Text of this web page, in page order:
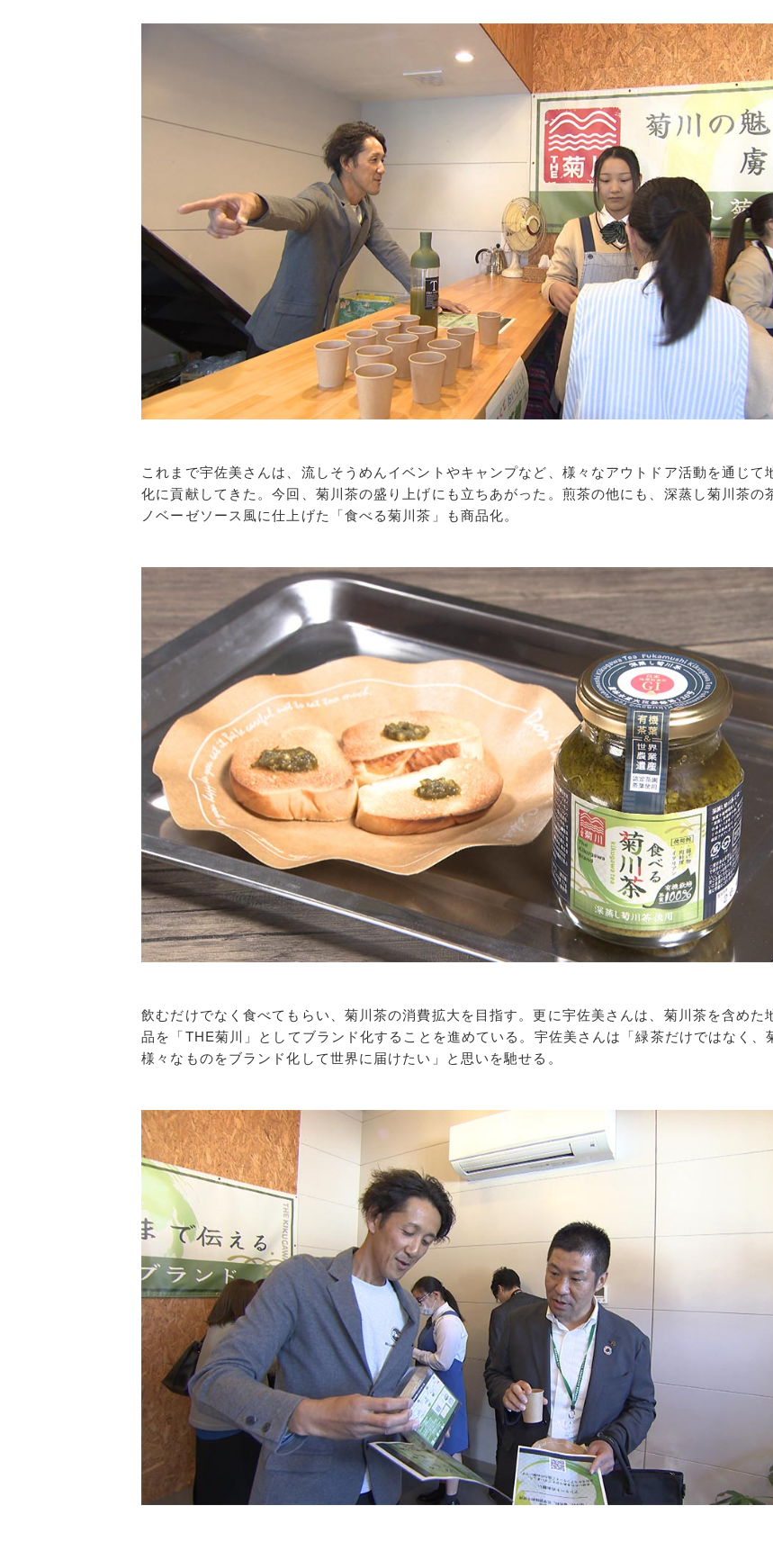
これまで宇佐美さんは、流しそうめんイベントやキャンプなど、様々なアウトドア活動を通じて
化に貢献してきた。今回、菊川茶の盛り上げにも立ちあがった。煎茶の他にも、深蒸し菊川茶の
ノベーゼソース風に仕上げた「食べる菊川茶」も商品化。
飲むだけでなく食べてもらい、菊川茶の消費拡大を目指す。更に宇佐美さんは、菊川茶を含めた
品を「THE菊川」としてブランド化することを進めている。宇佐美さんは「緑茶だけではなく、
様々なものをブランド化して世界に届けたい」と思いを馳せる。